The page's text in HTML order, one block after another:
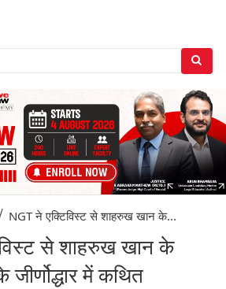
NGT ने एक्टिविस्ट से शाहरुख खान के...
से शाहरुख खान के
में कथित